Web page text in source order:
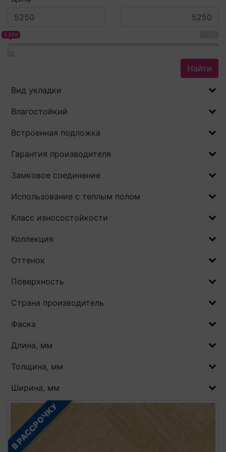
5 250
Найти
Вид укладки
Влагостойкий
Встроенная подложка
Гарантия производителя
Замковое соединение
Использование с теплым полом
Класс износостойкости
Коллекция
Оттенок
Поверхность
Страна производитель
Фаска
Длина, мм
Толщина, мм
Ширина, мм
В РАССРОЧКУ